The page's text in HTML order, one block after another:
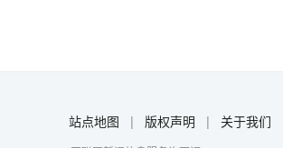
站点地图 | 版权声明 | 关于我们